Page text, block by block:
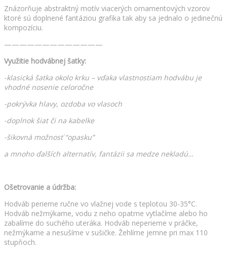
Znázorňuje abstraktný motív viacerých ornamentových vzorov
ktoré sú doplnené fantáziou grafika tak aby sa jednalo o jedinečnú
kompozíciu.
—————————————
Využitie hodvábnej šatky:
-klasická šatka okolo krku – vďaka vlastnostiam hodvábu je
vhodné nosenie celoročne
-pokrývka hlavy, ozdoba vo vlasoch
-doplnok šiat či na kabelke
-šikovná možnosť “opasku”
a mnoho ďalších alternatív, fantázii sa medze nekladú…
Ošetrovanie a údržba:
Hodváb perieme ručne vo vlažnej vode s teplotou 30-35°C.
Hodváb nežmýkame, vodu z neho opatrne vytlačíme alebo ho
zabalíme do suchého uteráka. Hodváb neperieme v práčke,
nežmýkame a nesušíme v sušičke. Žehlíme jemne pri max 110
stupňoch.